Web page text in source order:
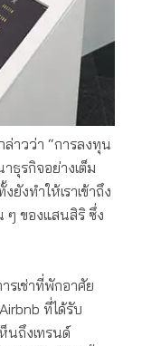
ล่าวว่า “การลงทุน
ธุรกิจอย่างเต็ม
งทำให้เราเข้าถึง
ๆ ของแสนสิริ ซึ่ง
รเช่าที่พักอาศัย
ที่ได้รับ
นถึงเทรนด์